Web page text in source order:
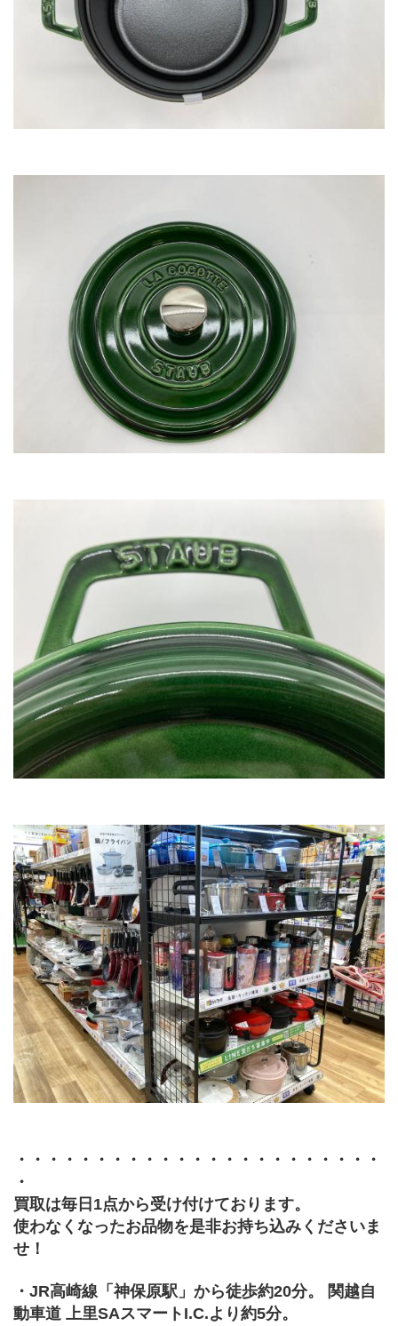
・・・・・・・・・・・・・・・・・・・・・・・
・
買取は毎日1点から受け付けております。
使わなくなったお品物を是非お持ち込みくださいま
せ！
・JR高崎線「神保原駅」から徒歩約20分。 関越自
動車道 上里SAスマートI.C.より約5分。